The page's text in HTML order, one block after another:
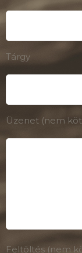
Tárgy
Üzenet (nem
Feltöltés (nem